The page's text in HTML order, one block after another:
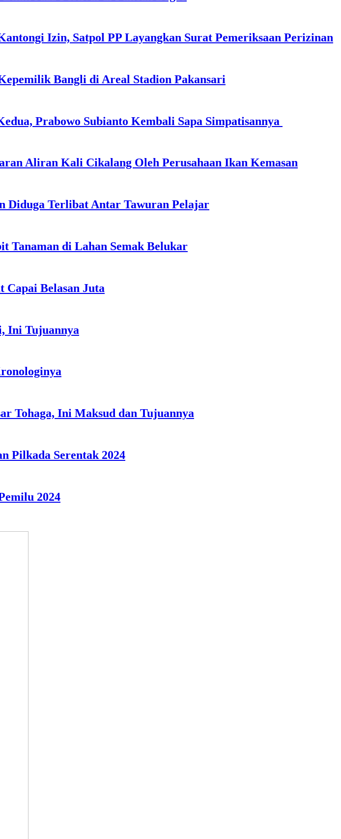
Izin, Satpol PP Layangkan Surat Pemeriksaan Perizinan
Bangli di Areal Stadion Pakansari
Prabowo Subianto Kembali Sapa Simpatisannya
Aliran Kali Cikalang Oleh Perusahaan Ikan Kemasan
Diduga Terlibat Antar Tawuran Pelajar
Tanaman di Lahan Semak Belukar
Belasan Juta
Ini Tujuannya
Tohaga, Ini Maksud dan Tujuannya
Pilkada Serentak 2024
2024